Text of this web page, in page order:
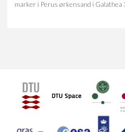
marker i Perus ørkensand i Galathea